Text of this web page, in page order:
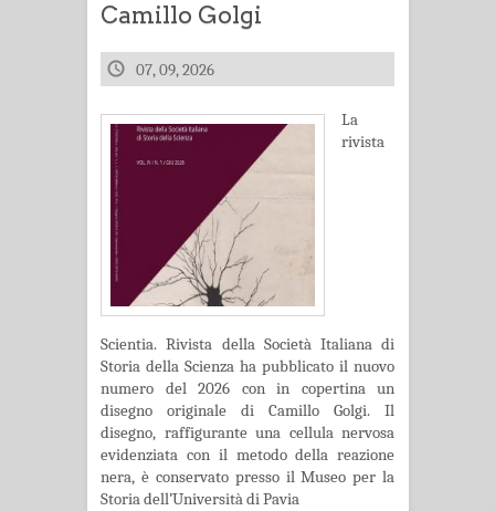
Camillo Golgi
07, 09, 2026
La
rivista
Scientia. Rivista della Società Italiana di
Storia della Scienza ha pubblicato il nuovo
numero del 2026 con in copertina un
disegno originale di Camillo Golgi. Il
disegno, raffigurante una cellula nervosa
evidenziata con il metodo della reazione
nera, è conservato presso il Museo per la
Storia dell’Università di Pavia